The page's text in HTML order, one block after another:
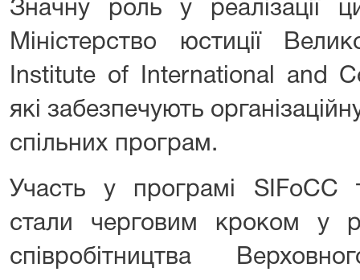
Значну роль у реалізації
Міністерство юстиції
Institute of International and
які забезпечують
спільних програм.
Участь у програмі SIFoCC
стали черговим кроком у
співробітництва